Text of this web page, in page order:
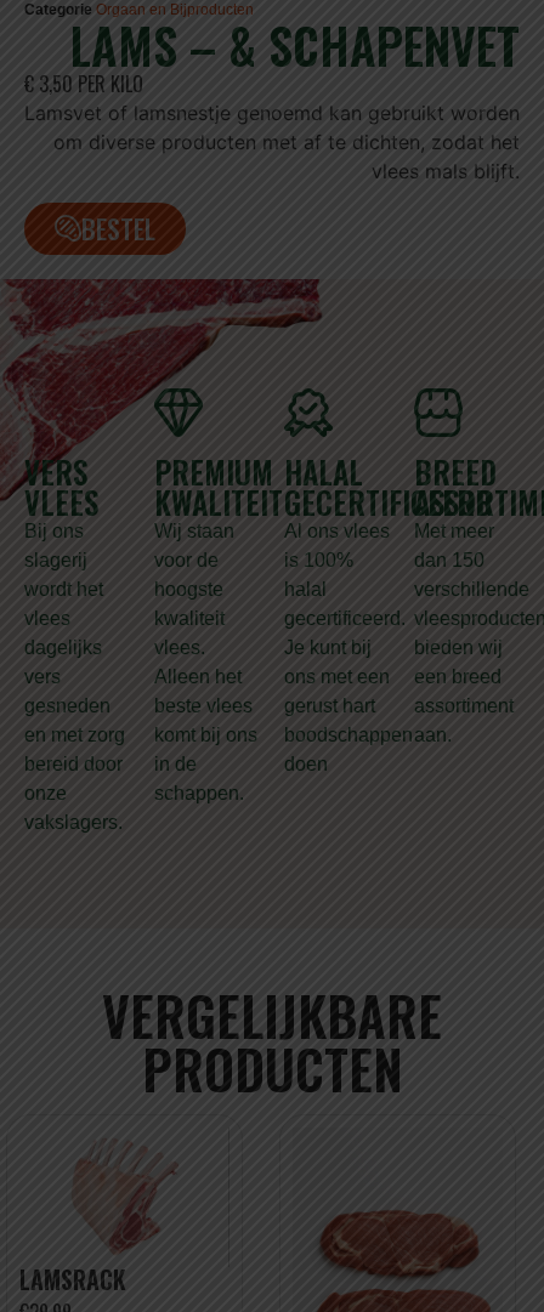
Categorie Orgaan en Bijproducten
LAMS – & SCHAPENVET
€ 3,50 PER KILO
Lamsvet of lamsnestje genoemd kan gebruikt worden
om diverse producten met af te dichten, zodat het
vlees mals blijft.
BESTEL
VERS
VLEES
Bij ons
slagerij
wordt het
vlees
dagelijks
vers
gesneden
en met zorg
bereid door
onze
vakslagers.
PREMIUM
KWALITEIT
Wij staan
voor de
hoogste
kwaliteit
vlees.
Alleen het
beste vlees
komt bij ons
in de
schappen.
HALAL
GECERTIFICEERD
Al ons vlees
is 100%
halal
gecertificeerd.
Je kunt bij
ons met een
gerust hart
boodschappen
doen
BREED
Met meer
dan 150
verschillende
bieden wij
een breed
assortiment
aan.
VERGELIJKBARE
PRODUCTEN
LAMSRACK